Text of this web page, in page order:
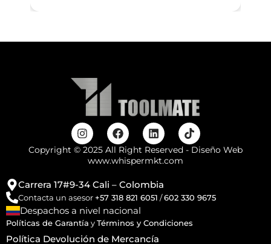
Copyright © 2025 All Right Reserved - Diseño Web
www.whispermkt.com
Carrera 17#9-34 Cali – Colombia
Contacta un asesor+57 318 821 6051 /602 330 9675
Despachos a nivel nacional
Políticas de Garantía yTérminos y Condiciones
Política Devolución de Mercancía